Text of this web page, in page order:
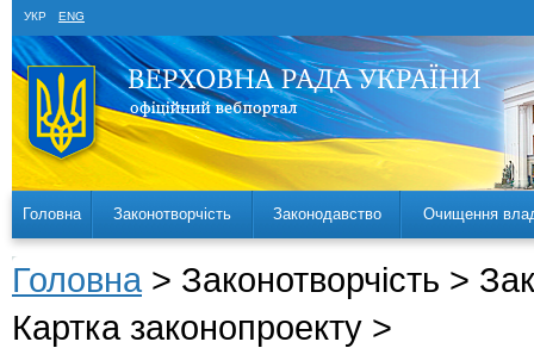
УКР ENG
Головна Законотворчість Законодавство Очищення
Головна > Законотворчість >
Картка законопроекту >